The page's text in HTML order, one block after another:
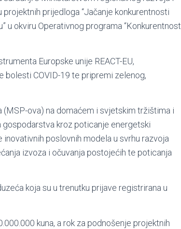
prijedloga “Jačanje konkurentnosti
u okviru Operativnog programa “Konkurentnost
Europske unije REACT-EU,
bolesti COVID-19 te pripremi zelenog,
ova) na domaćem i svjetskim tržištima i
kroz poticanje energetski
poslovnih modela u svrhu razvoja
izvoza i očuvanja postojećih te poticanja
koja su u trenutku prijave registrirana u
kuna, a rok za podnošenje projektnih